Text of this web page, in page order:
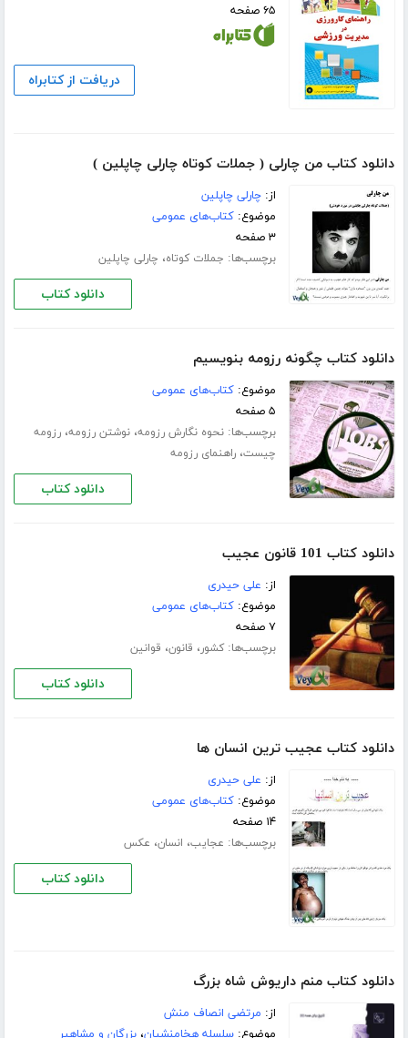
۶۵ صفحه
دریافت از کتابراه
دانلود کتاب من چارلی ( جملات کوتاه چارلی چاپلین )
از:چارلی چاپلین
موضوع:کتاب‌های عمومی
۳ صفحه
برچسب‌ها: جملات کوتاه، چارلی چاپلین
دانلود کتاب
دانلود کتاب چگونه رزومه بنویسیم
موضوع:کتاب‌های عمومی
۵ صفحه
برچسب‌ها:نحوه نگارش رزومه،نوشتن رزومه،رزومه
چیست،راهنمای رزومه
دانلود کتاب
دانلود کتاب 101 قانون عجیب
از: علی حیدری
موضوع:کتاب‌های عمومی
۷ صفحه
برچسب‌ها:کشور، قانون، قوانین
دانلود کتاب
دانلود کتاب عجیب ترین انسان ها
از: علی حیدری
موضوع:کتاب‌های عمومی
۱۴ صفحه
برچسب‌ها: عجایب، انسان، عکس
دانلود کتاب
دانلود کتاب منم داریوش شاه بزرگ
از: مرتضی انصاف منش
موضوع:سلسله هخامنشیان،بزرگان و مشاهیر